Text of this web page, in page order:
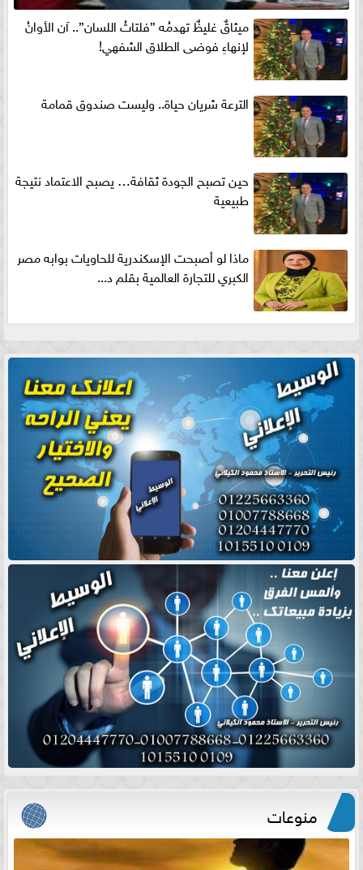
ميثاقٌ غليظٌ تهدمُه ”فلتاتُ اللسان”.. آن الأوانُ
لإنهاءِ فوضى الطلاق الشفهي!
الترعة شريان حياة.. وليست صندوق قمامة
حين تصبح الجودة ثقافة… يصبح الاعتماد نتيجة
طبيعية
ماذا لو أصبحت الإسكندرية للحاويات بوابه مصر
الكبري للتجارة العالمية بقلم د...
منوعات